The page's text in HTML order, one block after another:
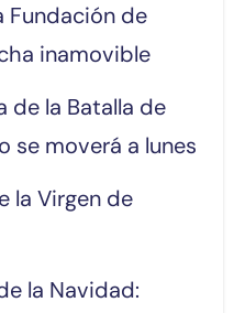
Fundación de
inamovible
de la Batalla de
se moverá a lunes
la Virgen de
la Navidad: